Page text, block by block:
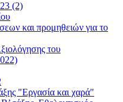
(2)
και προμηθειών για το
του
"Εργασία και χαρά"